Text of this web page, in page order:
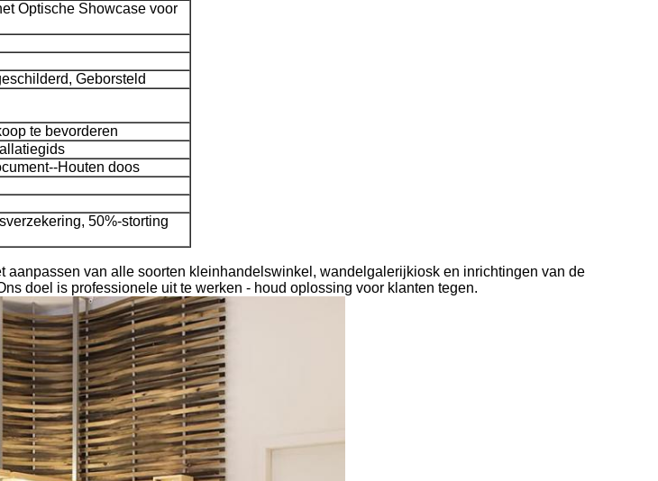
Optische Showcase voor
Geborsteld
te bevorderen
Houten doos
50%-storting
van alle soorten kleinhandelswinkel, wandelgalerijkiosk en inrichtingen van de
doel is professionele uit te werken - houd oplossing voor klanten tegen.